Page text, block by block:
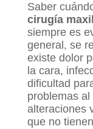
Saber
cirugía
siempre es
general, se
existe dolor
la cara,
dificultad
problemas
alteraciones
que no